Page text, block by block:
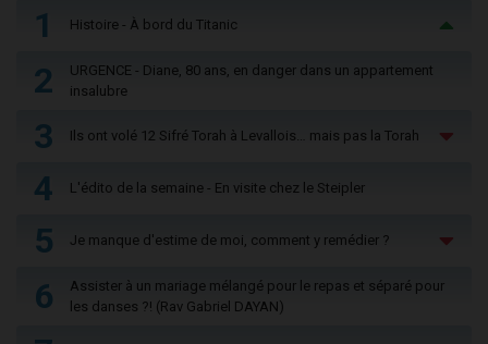
1 Histoire - À bord du Titanic
2
URGENCE - Diane, 80 ans, en danger dans un appartement
insalubre
3 Ils ont volé 12 Sifré Torah à Levallois… mais pas la Torah
4 L'édito de la semaine - En visite chez le Steipler
5 Je manque d'estime de moi, comment y remédier ?
6
Assister à un mariage mélangé pour le repas et séparé pour
les danses ?! (Rav Gabriel DAYAN)